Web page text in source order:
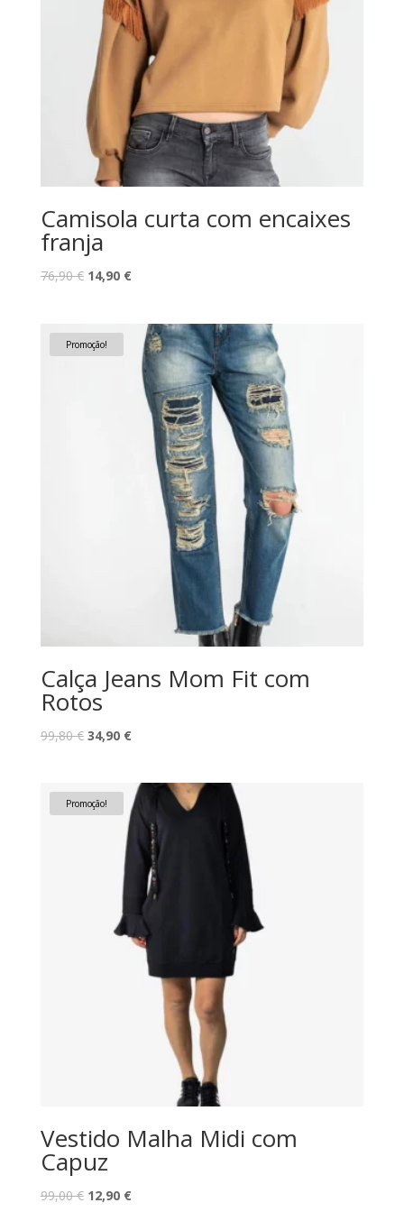
Camisola curta com encaixes
franja
76,90€ O
era:
76,90 €.
14,90 €O
14,90 €.
Promoção!
Calça Jeans Mom Fit com
Rotos
99,80€ O
era:
99,80 €.
34,90 €O
é:
34,90 €.
Promoção!
Vestido Malha Midi com
Capuz
99,00€ O
12,90 €O